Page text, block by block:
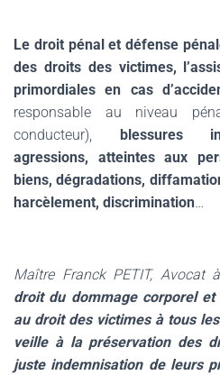
Le droit pénal et défense
des droits des victimes,
primordiales en cas
responsable au niveau
conducteur),
blessures
agressions, atteintes aux
biens, dégradations,
harcèlement, discrimination…
Maître Franck PETIT, Avocat
droit du dommage corporel
au droit des victimes à tous
veille à la préservation des
juste indemnisation de leurs